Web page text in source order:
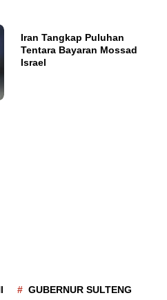
Iran Tangkap Puluhan
Tentara Bayaran Mossad
Israel
GUBERNUR SULTENG